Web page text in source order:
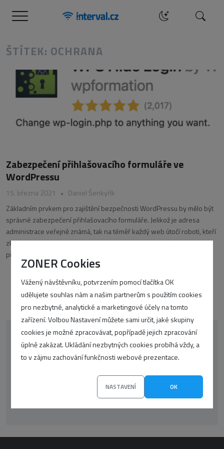
ZONER Cookies
Vážený návštěvníku, potvrzením pomocí tlačítka OK
udělujete souhlas nám a našim partnerům s použitím cookies
pro nezbytné, analytické a marketingové účely na tomto
zařízení. Volbou Nastavení můžete sami určit, jaké skupiny
cookies je možné zpracovávat, popřípadě jejich zpracování
úplně zakázat. Ukládání nezbytných cookies probíhá vždy, a
to v zájmu zachování funkčnosti webové prezentace.
NASTAVENÍ OK
Menu Hledat
ŠTÍTEK: OCHRANA
Zabezpečení přihlašovacího formuláře ve
WordPressu
15. března 2021 • Daniel Šenkyřík
Základním prvkem pro zajištění bezpečnosti WordPressu by mělo být
správné zabezpečení přihlašovacího formuláře. Jelikož je adresa
administrace veřejně známá, tak na téměř každý web útočí roboti, kteří
zkouší prolomit heslo do systému pomocí hrubé síly. Změna URL pro
přihlášení do
CSS google korektor oop-php
WordPress
Zprávičky Články